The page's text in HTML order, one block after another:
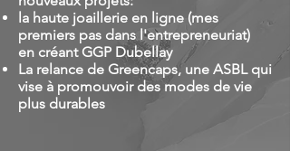
la haute joaillerie en ligne (mes
premiers pas dans l'entrepreneuriat)
en créant GGP Dubellay
La relance de Greencaps, une ASBL qui
vise à promouvoir des modes de vie
plus durables